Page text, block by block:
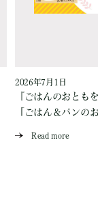
2026年7月1日
『ごはんのおとも
「ごはん＆パンの
Read more